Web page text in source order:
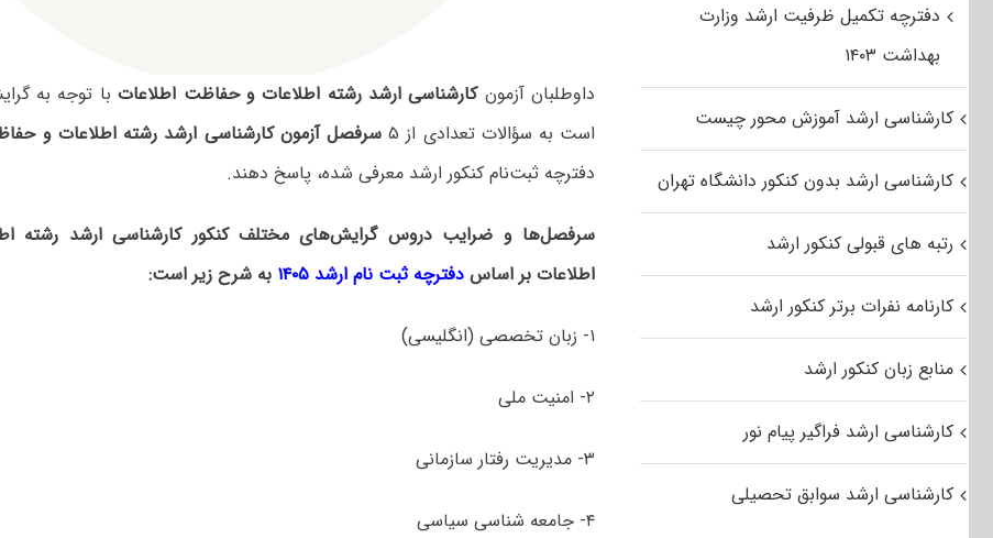
داوطلبان آزمونکارشناسی ارشد رشته اطلاعات و حفاظت اطلاعاتبا توجه به
است به سؤالات تعدادی از ۵
سرفصل آزمون کارشناسی ارشد رشته اطلاعات و
دفترچه‌ ثبت‌نام کنکور ارشد معرفی شده، پاسخ دهند.
سرفصل‌ها و ضرایب دروس گرایش‌های مختلف کنکور کارشناسی ارشد رشته
اطلاعات بر اساسدفترچه ثبت نام ارشد ۱۴۰۵ به شرح زیر است:
۱- زبان تخصصی (انگلیسی)
۲- امنیت ملی
۳- مدیریت رفتار سازمانی
۴- جامعه شناسی سیاسی
دفترچه تکمیل ظرفیت ارشد وزارت
بهداشت ۱۴۰۳
کارشناسی ارشد آموزش محور چیست
کارشناسی ارشد بدون کنکور دانشگاه تهران
رتبه های قبولی کنکور ارشد
کارنامه نفرات برتر کنکور ارشد
منابع زبان کنکور ارشد
کارشناسی ارشد فراگیر پیام نور
کارشناسی ارشد سوابق تحصیلی